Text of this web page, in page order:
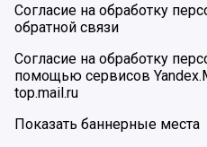
Согласие на обработку
обратной связи
Согласие на обработку
помощью сервисов
top.mail.ru
Показать баннерные места